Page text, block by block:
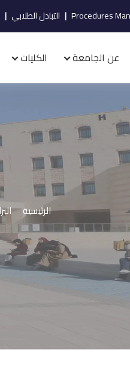
Procedures
| التبادل الطلابي |
عن الجامعة الكليات
الرئيسية